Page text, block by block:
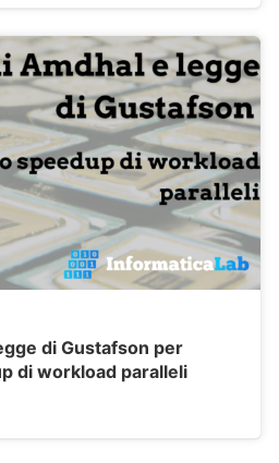
di Gustafson per
di workload paralleli